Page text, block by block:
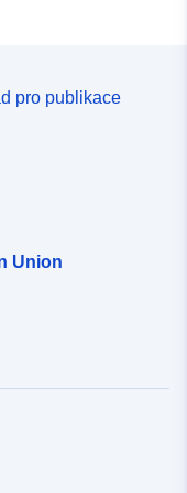
pro publikace
Union